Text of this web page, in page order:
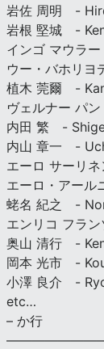
岩佐 周明 -
岩根 堅城 -
インゴ マウラ
ウー・バホリ
植木 莞爾 -
ヴェルナー パ
内田 繁 -
内山 章一 -
エーロ サーリ
エーロ・アー
蛯名 紀之 -
エンリコ フラ
奥山 清行 -
岡本 光市 -
小澤 良介 -
etc…
– か行